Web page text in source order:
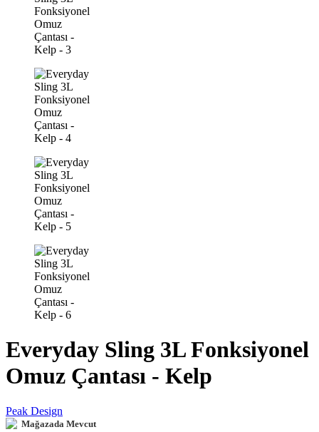
Everyday Sling 3L Fonksiyonel
Omuz Çantası - Kelp
Peak Design
Mağazada Mevcut